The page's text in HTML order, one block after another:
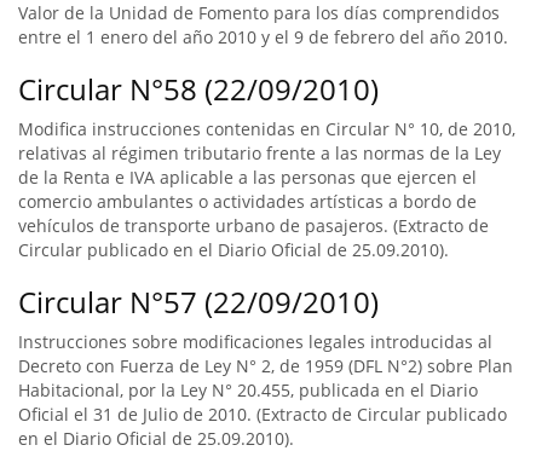
Valor de la Unidad de Fomento para los días comprendidos
entre el 1 enero del año 2010 y el 9 de febrero del año 2010.
Circular N°58 (22/09/2010)
Modifica instrucciones contenidas en Circular N° 10, de 2010,
relativas al régimen tributario frente a las normas de la Ley
de la Renta e IVA aplicable a las personas que ejercen el
comercio ambulantes o actividades artísticas a bordo de
vehículos de transporte urbano de pasajeros. (Extracto de
Circular publicado en el Diario Oficial de 25.09.2010).
Circular N°57 (22/09/2010)
Instrucciones sobre modificaciones legales introducidas al
Decreto con Fuerza de Ley N° 2, de 1959 (DFL N°2) sobre Plan
Habitacional, por la Ley N° 20.455, publicada en el Diario
Oficial el 31 de Julio de 2010. (Extracto de Circular publicado
en el Diario Oficial de 25.09.2010).